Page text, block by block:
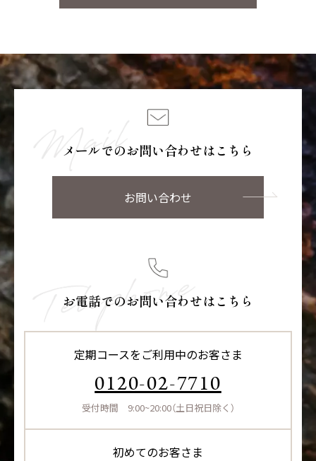
メールでのお問い合わせはこちら
お問い合わせ
お電話でのお問い合わせはこちら
定期コースをご利用中のお客さま
0120-02-7710
受付時間 9:00~20:00（土日祝日除く）
初めてのお客さま